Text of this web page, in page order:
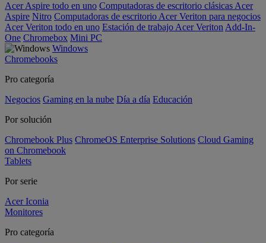
Acer Aspire todo en uno Computadoras de escritorio clásicas Acer
Aspire Nitro Computadoras de escritorio Acer Veriton para negocios
Acer Veriton todo en uno Estación de trabajo Acer Veriton Add-In-
One Chromebox Mini PC
Windows
Chromebooks
Pro categoría
Negocios Gaming en la nube Día a día Educación
Por solución
Chromebook Plus ChromeOS Enterprise Solutions Cloud Gaming
on Chromebook
Tablets
Por serie
Acer Iconia
Monitores
Pro categoría